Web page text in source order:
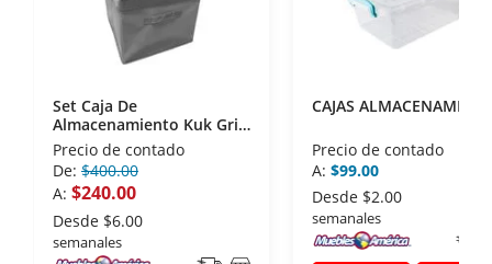
Set Caja De
Almacenamiento Kuk Gris
3 Piezas
Precio de contado
De: $400.00
A: $240.00
Desde $6.00
semanales
CAJAS
Precio de contado
A: $99.00
Desde $2.00
semanales